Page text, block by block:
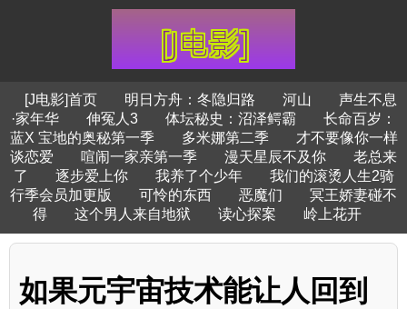
[J电影]首页 明日方舟：冬隐归路 河山
声生不息
·家年华
伸冤人3 体坛秘史：沼泽鳄霸
长命百岁：
蓝X 宝地的奥秘第一季
多米娜第二季
才不要像你一样
谈恋爱
喧闹一家亲第一季 漫天星辰不及你
老总来
了
逐步爱上你 我养了个少年
我们的滚烫人生2骑
行季会员加更版
可怜的东西 恶魔们
冥王娇妻碰不
得
这个男人来自地狱 读心探案 岭上花开
如果元宇宙技术能让人回到